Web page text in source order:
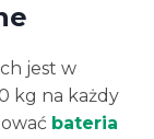
jest w
kg na każdy
bateria